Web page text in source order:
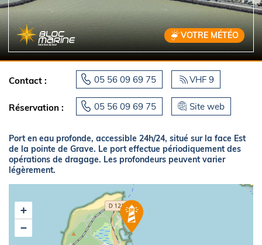
VOTRE MÉTÉO
Contact : 05 56 09 69 75 VHF 9
Réservation : 05 56 09 69 75 Site web
Port en eau profonde, accessible 24h/24, situé sur la face Est
de la pointe de Grave. Le port effectue périodiquement des
opérations de dragage. Les profondeurs peuvent varier
légèrement.
+
−